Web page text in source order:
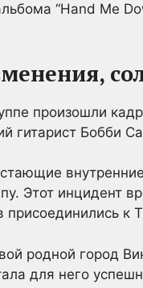
“Hand Me
произошли
гитарист Бобби
Этот инцидент
присоединились к
родной город
для него